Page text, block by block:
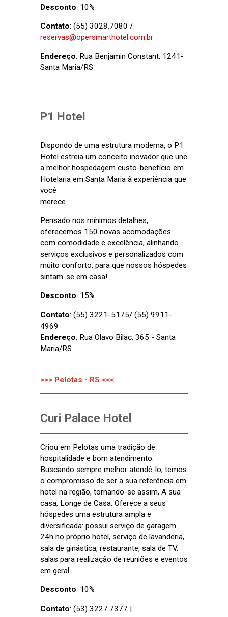
Desconto: 10%
Contato: (55) 3028.7080 /
reservas@opersmarthotel.com.br
Endereço: Rua Benjamin Constant, 1241-
Santa Maria/RS
P1 Hotel
Dispondo de uma estrutura moderna, o P1
Hotel estreia um conceito inovador que une
a melhor hospedagem custo-benefício em
Hotelaria em Santa Maria à experiência que
você
merece.
Pensado nos mínimos detalhes,
oferecemos 150 novas acomodações
com comodidade e excelência, alinhando
serviços exclusivos e personalizados com
muito conforto, para que nossos hóspedes
sintam-se em casa!
Desconto: 15%
Contato: (55) 3221-5175/ (55) 9911-
4969
Endereço: Rua Olavo Bilac, 365 - Santa
Maria/RS
>>> Pelotas - RS <<<
Curi Palace Hotel
Criou em Pelotas uma tradição de
hospitalidade e bom atendimento.
Buscando sempre melhor atendê-lo, temos
o compromisso de ser a sua referência em
hotel na região, tornando-se assim, A sua
casa, Longe de Casa. Oferece a seus
hóspedes uma estrutura ampla e
diversificada: possui serviço de garagem
24h no próprio hotel, serviço de lavanderia,
sala de ginástica, restaurante, sala de TV,
salas para realização de reuniões e eventos
em geral.
Desconto: 10%
Contato: (53) 3227.7377 |